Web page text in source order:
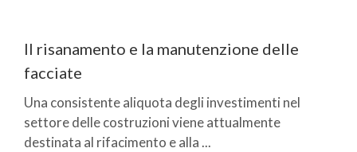
Il risanamento e la manutenzione delle
facciate
Una consistente aliquota degli investimenti nel
settore delle costruzioni viene attualmente
destinata al rifacimento e alla ...